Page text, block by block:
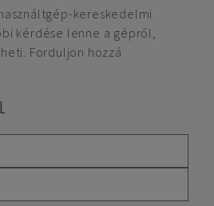
kereskedelmi
kérdése lenne a gépről,
Forduljon hozzá